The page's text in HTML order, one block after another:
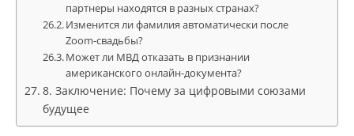
партнеры находятся в разных странах?
Изменится ли фамилия автоматически после
Zoom-свадьбы?
Может ли МВД отказать в признании
американского онлайн-документа?
8. Заключение: Почему за цифровыми союзами
будущее